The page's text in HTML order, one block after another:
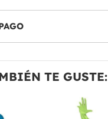
TE GUSTE: